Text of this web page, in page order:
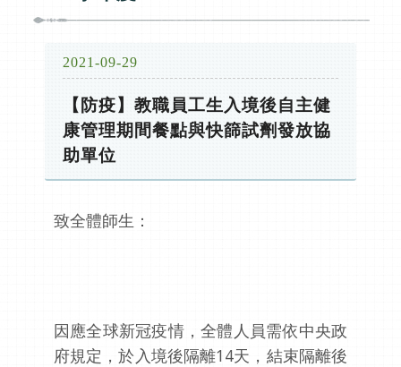
2021-09-29
【防疫】教職員工生入境後自主健
康管理期間餐點與快篩試劑發放協
助單位
致全體師生：
因應全球新冠疫情，全體人員需依中央政
府規定，於入境後隔離14天，結束隔離後